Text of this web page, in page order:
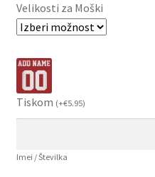
Velikosti za Moški
Tiskom (+€5.95)
Imei / Številka